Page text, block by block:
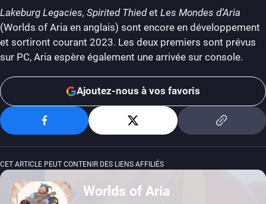
Lakeburg Legacies, Spirited Thiedet Les Mondes d’Aria
(Worlds of Aria en anglais) sont encore en développement
et sortiront courant 2023. Les deux premiers sont prévus
sur PC, Aria espère également une arrivée sur console.
Ajoutez-nous à vos favoris
CET ARTICLE PEUT CONTENIR DES LIENS AFFILIÉS
Worlds of Aria